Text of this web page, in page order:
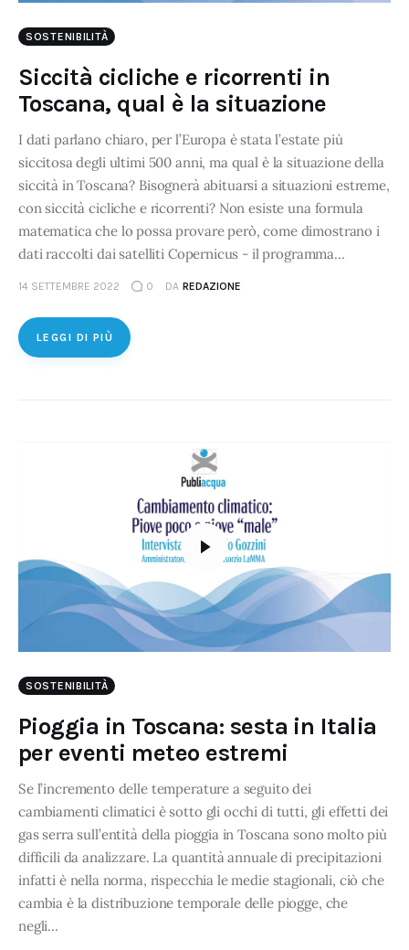
SOSTENIBILITÀ
Siccità cicliche e ricorrenti in
Toscana, qual è la situazione
I dati parlano chiaro, per l’Europa è stata l’estate più
siccitosa degli ultimi 500 anni, ma qual è la situazione della
siccità in Toscana? Bisognerà abituarsi a situazioni estreme,
con siccità cicliche e ricorrenti? Non esiste una formula
matematica che lo possa provare però, come dimostrano i
dati raccolti dai satelliti Copernicus - il programma…
14 SETTEMBRE 2022 0 DA REDAZIONE
LEGGI DI PIÙ
SOSTENIBILITÀ
Pioggia in Toscana: sesta in Italia
per eventi meteo estremi
Se l’incremento delle temperature a seguito dei
cambiamenti climatici è sotto gli occhi di tutti, gli effetti dei
gas serra sull’entità della pioggia in Toscana sono molto più
difficili da analizzare. La quantità annuale di precipitazioni
infatti è nella norma, rispecchia le medie stagionali, ciò che
cambia è la distribuzione temporale delle piogge, che
negli…